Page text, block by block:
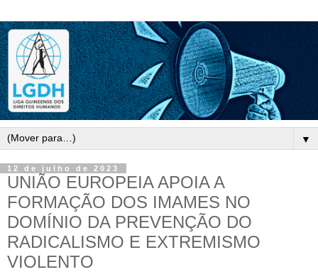
▼
12 de julho de 2023
UNIÃO EUROPEIA APOIA A
FORMAÇÃO DOS IMAMES NO
DOMÍNIO DA PREVENÇÃO DO
RADICALISMO E EXTREMISMO
VIOLENTO